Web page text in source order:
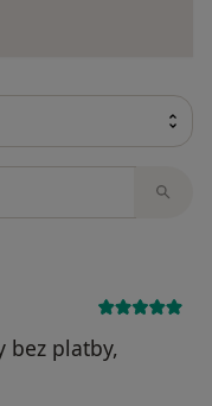
bez platby,